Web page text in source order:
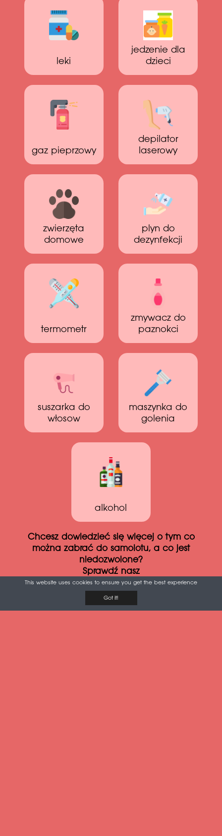
leki
jedzenie dla
dzieci
gaz pieprzowy
depilator
laserowy
zwierzęta
domowe
plyn do
dezynfekcji
termometr
zmywacz do
paznokci
suszarka do
włosow
maszynka do
golenia
alkohol
Chcesz dowiedzieć się więcej o tym co
można zabrać do samolotu, a co jest
niedozwolone?
Sprawdź nasz
Niezbędnik podróży samolotem
This website uses cookies to ensure you get the best experience
Got it!